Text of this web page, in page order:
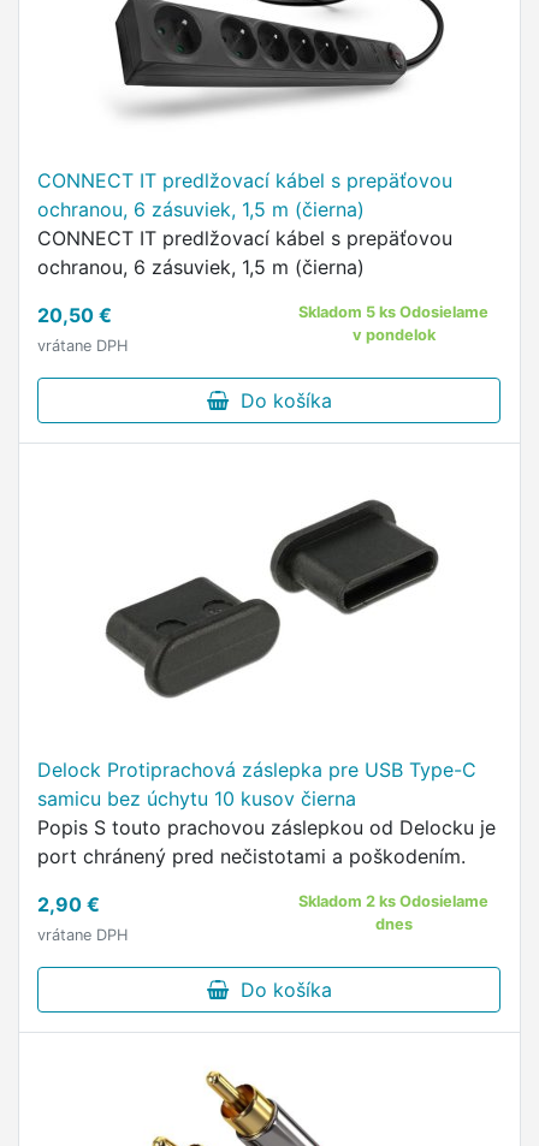
CONNECT IT predlžovací kábel s prepäťovou
ochranou, 6 zásuviek, 1,5 m (čierna)
CONNECT IT predlžovací kábel s prepäťovou
ochranou, 6 zásuviek, 1,5 m (čierna)
20,50 €
vrátane DPH
Skladom 5 ks Odosielame
v pondelok
Do košíka
Delock Protiprachová záslepka pre USB Type-C
samicu bez úchytu 10 kusov čierna
Popis S touto prachovou záslepkou od Delocku je
port chránený pred nečistotami a poškodením.
2,90 €
vrátane DPH
Skladom 2 ks Odosielame
dnes
Do košíka